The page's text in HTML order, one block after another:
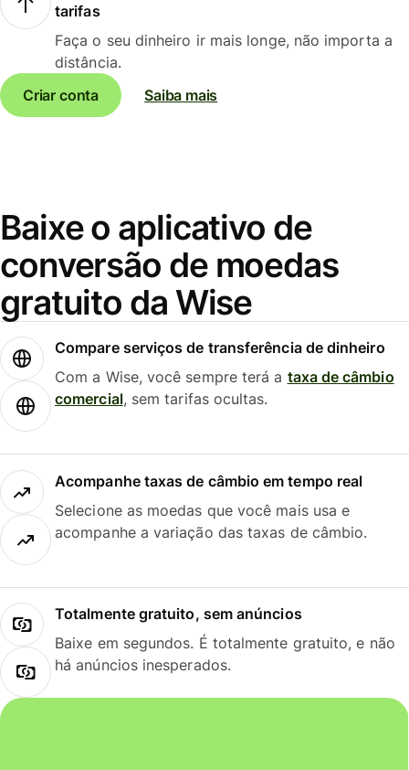
tarifas
Faça o seu dinheiro ir mais longe, não importa a
distância.
Criar conta
Saiba mais
Baixe o aplicativo de
conversão de moedas
gratuito da Wise
Compare serviços de transferência de dinheiro
Com a Wise, você sempre terá a taxa de câmbio
comercial, sem tarifas ocultas.
Acompanhe taxas de câmbio em tempo real
Selecione as moedas que você mais usa e
acompanhe a variação das taxas de câmbio.
Totalmente gratuito, sem anúncios
Baixe em segundos. É totalmente gratuito, e não
há anúncios inesperados.